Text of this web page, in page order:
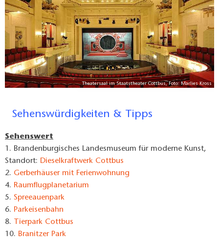
Theatersaal im Staatstheater Cottbus, Foto: Marlies Kross
Sehenswürdigkeiten & Tipps
Sehenswert
1. Brandenburgisches Landesmuseum für moderne Kunst,
Standort: Dieselkraftwerk Cottbus
2. Gerberhäuser mit Ferienwohnung
4. Raumflugplanetarium
5. Spreeauenpark
6. Parkeisenbahn
8. Tierpark Cottbus
10. Branitzer Park